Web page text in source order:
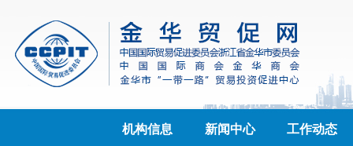
机构信息 新闻中心 工作动态